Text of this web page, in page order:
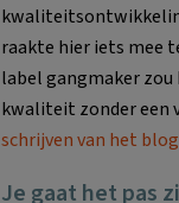
raakte hier iets mee
label gangmaker zou
kwaliteit zonder een
schrijven van het blog
Je gaat het pas